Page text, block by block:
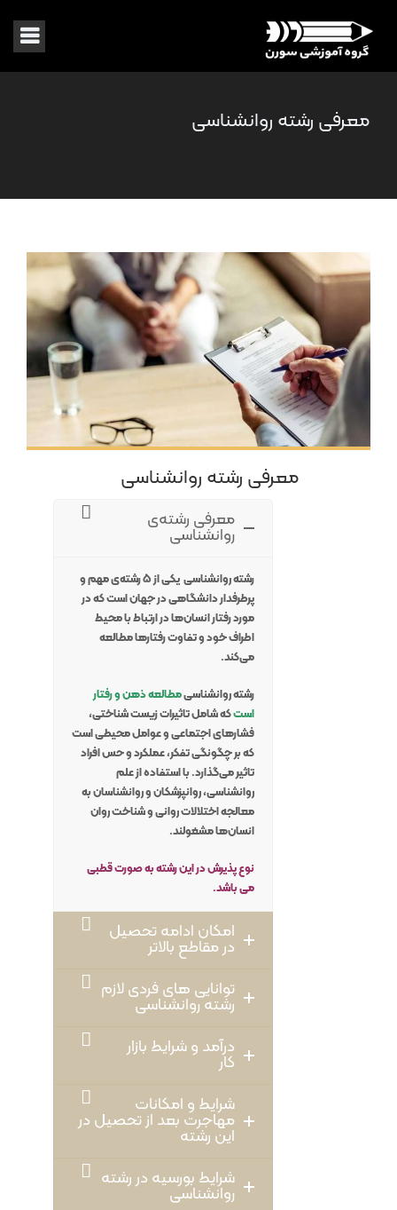
معرفی رشته روانشناسی
معرفی رشته روانشناسی
معرفی رشته‌ی
روانشناسی
رشته روانشناسی یکی از ۵ رشته‌‌ی مهم و
پرطرفدار دانشگاهی در جهان است که در
مورد رفتار انسان‌ها در ارتباط با محیط
اطراف خود و تفاوت رفتارها مطالعه
می‌کند.
رشته روانشناسیمطالعه ذهن و رفتار
استکه شامل تاثیرات زیست شناختی،
فشارهای اجتماعی و عوامل محیطی است
که بر چگونگی تفکر، عملکرد و حس افراد
تاثیر می‌گذارد. با استفاده از علم
روانشناسی، روانپزشکان و روانشناسان به
معالجه اختلالات روانی و شناخت روان
انسان‌ها مشغولند.
نوع پذیرش در این رشته به صورت قطبی
می باشد.
امکان ادامه تحصیل
در مقاطع بالاتر
توانایی های فردی لازم
رشته روانشناسی
درآمد و شرایط بازار
کار
شرایط و امکانات
مهاجرت بعد از تحصیل در
این رشته
شرایط بورسیه در رشته
روانشناسی